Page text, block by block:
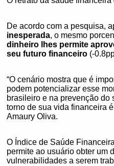
De acordo com a pesquisa,
inesperada, o mesmo
dinheiro lhes permite
seu futuro financeiro (-
“O cenário mostra que é
podem potencializar esse
brasileiro e na prevenção do
torno de sua vida financeira
Amaury Oliva.
O Índice de Saúde
permite ao usuário obter um
vulnerabilidades a serem